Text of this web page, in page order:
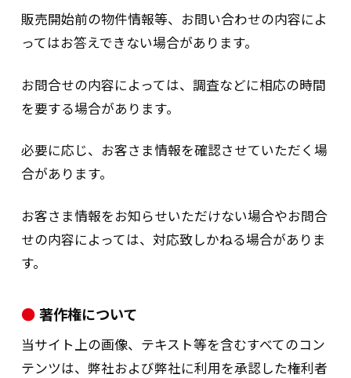
3.継続的改善について
当社は、特定個人情報等の取り扱いを継続
2015年10月23日制定
株式会社長谷工リアルエステート
代表取締役社長 岩﨑 雄一郎
個人番号及び特定個人情報の取扱い
1.利用目的について
う。）を、以下の目的で利用します。
不動産取引に関する支払調書作成事務に関する
販売開始前の物件情報等、お問い合わせの内容によ
ってはお答えできない場合があります。
お問合せの内容によっては、調査などに相応の時間
を要する場合があります。
必要に応じ、お客さま情報を確認させていただく場
合があります。
お客さま情報をお知らせいただけない場合やお問合
せの内容によっては、対応致しかねる場合がありま
す。
著作権について
当サイト上の画像、テキスト等を含むすべてのコン
テンツは、弊社および弊社に利用を承認した権利者